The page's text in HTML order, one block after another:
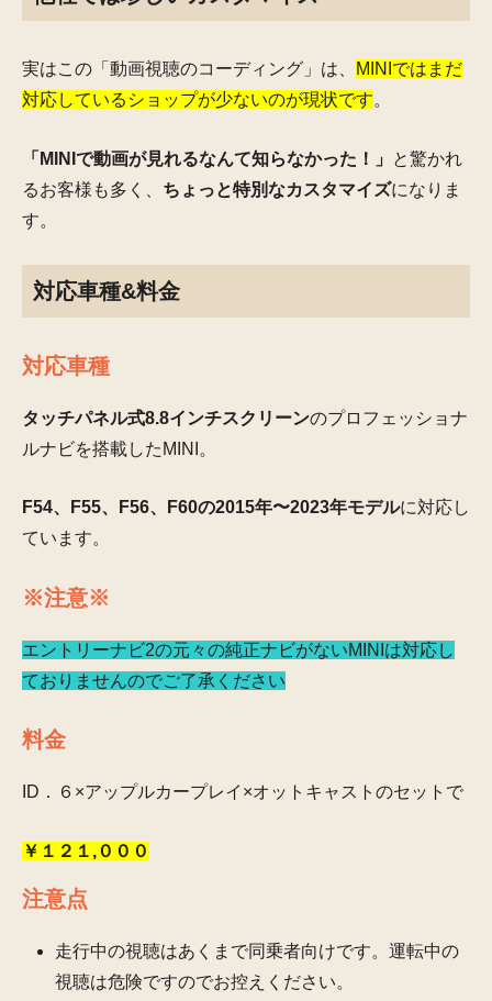
実はこの「動画視聴のコーディング」は、
MINIではまだ
対応しているショップが少ないのが現状です。
「MINIで動画が見れるなんて知らなかった！」 と驚かれ
るお客様も多く、 ちょっと特別なカスタマイズになりま
す。
対応車種&料金
対応車種
タッチパネル式8.8インチスクリーンのプロフェッショナ
ルナビを搭載したMINI。
F54、F55、F56、F60の2015年〜2023年モデルに対応し
ています。
※注意※
エントリーナビ2の元々の純正ナビがないMINIは対応し
ておりませんのでご了承ください
料金
ID．６×アップルカープレイ×オットキャストのセットで
￥１２１,０００
注意点
走行中の視聴はあくまで同乗者向けです。運転中の
視聴は危険ですのでお控えください。